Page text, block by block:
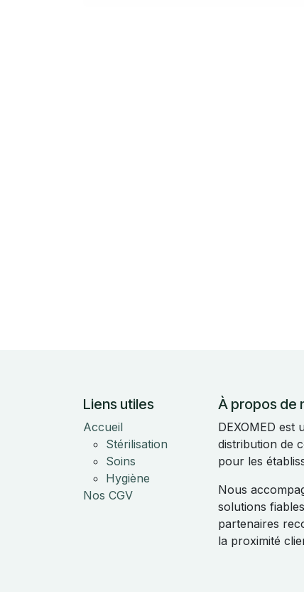
Liens utiles
Accueil
Stérilisation
Soins
Hygiène
Nos CGV
À propos de
DEXOMED est
distribution de
pour les
Nous
solutions
partenaires
la proximité